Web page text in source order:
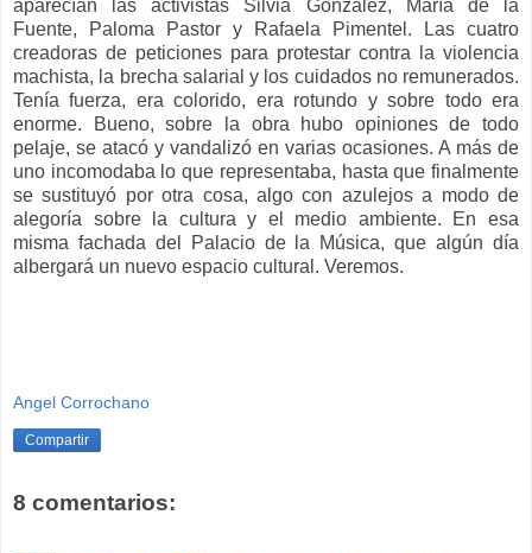
aparecían las activistas Silvia González, María de la
Fuente, Paloma Pastor y Rafaela Pimentel. Las cuatro
creadoras de peticiones para protestar contra la violencia
machista, la brecha salarial y los cuidados no remunerados.
Tenía fuerza, era colorido, era rotundo y sobre todo era
enorme. Bueno, sobre la obra hubo opiniones de todo
pelaje, se atacó y vandalizó en varias ocasiones. A más de
uno incomodaba lo que representaba, hasta que finalmente
se sustituyó por otra cosa, algo con azulejos a modo de
alegoría sobre la cultura y el medio ambiente. En esa
misma fachada del Palacio de la Música, que algún día
albergará un nuevo espacio cultural. Veremos.
Angel Corrochano
Compartir
8 comentarios: